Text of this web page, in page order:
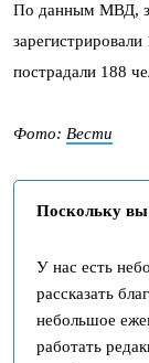
По данным МВД,
пострадали 188
Фото: Вести
Поскольку вы
У нас есть
рассказать
небольшое
работать